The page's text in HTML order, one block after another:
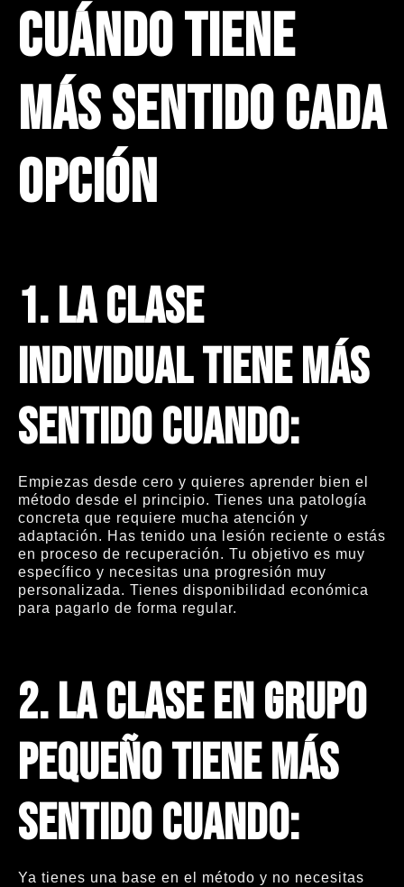
Cuándo tiene
más sentido cada
opción
1.La clase
individual tiene más
sentido cuando:
Empiezas desde cero y quieres aprender bien el
método desde el principio. Tienes una patología
concreta que requiere mucha atención y
adaptación. Has tenido una lesión reciente o estás
en proceso de recuperación. Tu objetivo es muy
específico y necesitas una progresión muy
personalizada. Tienes disponibilidad económica
para pagarlo de forma regular.
2.La clase en grupo
pequeño tiene más
sentido cuando:
Ya tienes una base en el método y no necesitas